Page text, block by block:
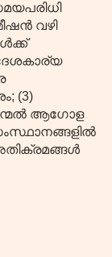
വഴി
(3)
ആഗോള